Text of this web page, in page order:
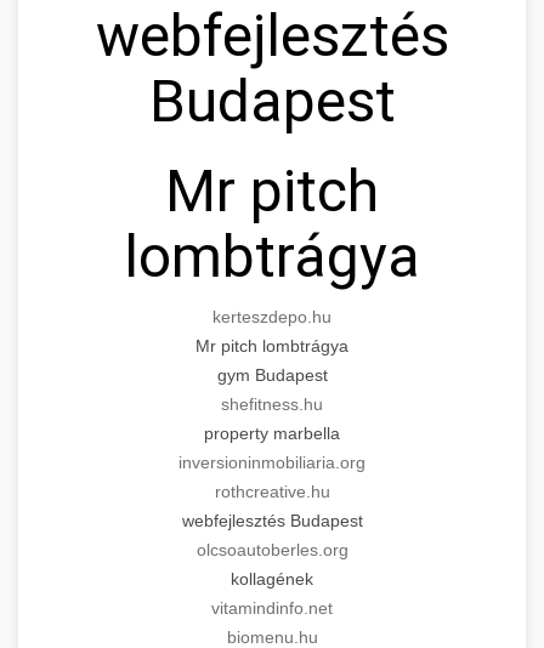
webfejlesztés
Budapest
Mr pitch
lombtrágya
kerteszdepo.hu
Mr pitch lombtrágya
gym Budapest
shefitness.hu
property marbella
inversioninmobiliaria.org
rothcreative.hu
webfejlesztés Budapest
olcsoautoberles.org
kollagének
vitamindinfo.net
biomenu.hu